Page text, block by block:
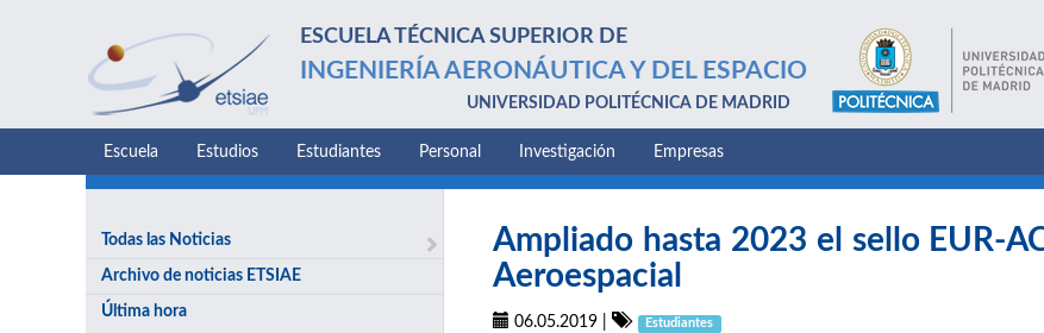
ESCUELA TÉCNICA SUPERIOR DE
INGENIERÍA AERONÁUTICA Y DEL ESPACIO
UNIVERSIDAD POLITÉCNICA DE MADRID
Escuela Estudios Estudiantes Personal Investigación Empresas
Todas las Noticias
Archivo de noticias ETSIAE
Última hora
Ampliado hasta 2023 el sello EUR-
Aeroespacial
06.05.2019 Estudiantes